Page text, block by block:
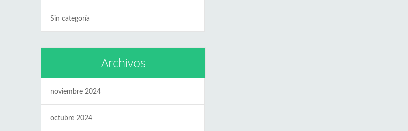
Sin categoría
Archivos
noviembre 2024
octubre 2024